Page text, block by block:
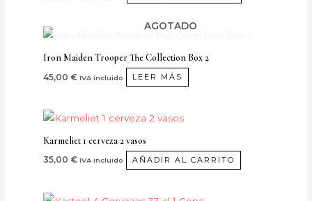
AGOTADO
Iron Maiden Trooper The Collection Box 2
45,00€ IVA incluido LEER MÁS
Karmeliet 1 cerveza 2 vasos
35,00€ IVA incluido AÑADIR AL CARRITO